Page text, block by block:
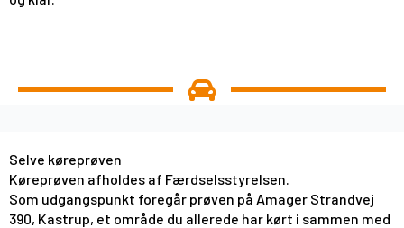
Selve køreprøven
Køreprøven afholdes af Færdselsstyrelsen.
Som udgangspunkt foregår prøven på Amager Strandvej
390, Kastrup, et område du allerede har kørt i sammen med